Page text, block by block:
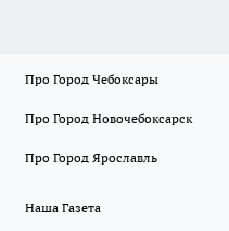
Про Город Чебоксары
Про Город Новочебоксарск
Про Город Ярославль
Наша Газета